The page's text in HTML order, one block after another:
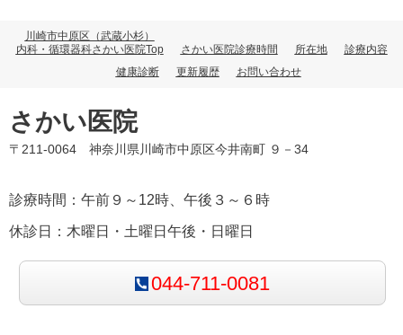
川崎市中原区（武蔵小杉）
内科・循環器科さかい医院Top
さかい医院診療時間 所在地
診療内容
健康診断
更新履歴 お問い合わせ
さかい医院
〒211-0064 神奈川県川崎市中原区今井南町 ９－34
診療時間：午前９～12時、午後３～６時
休診日：木曜日・土曜日午後・日曜日
044-711-0081